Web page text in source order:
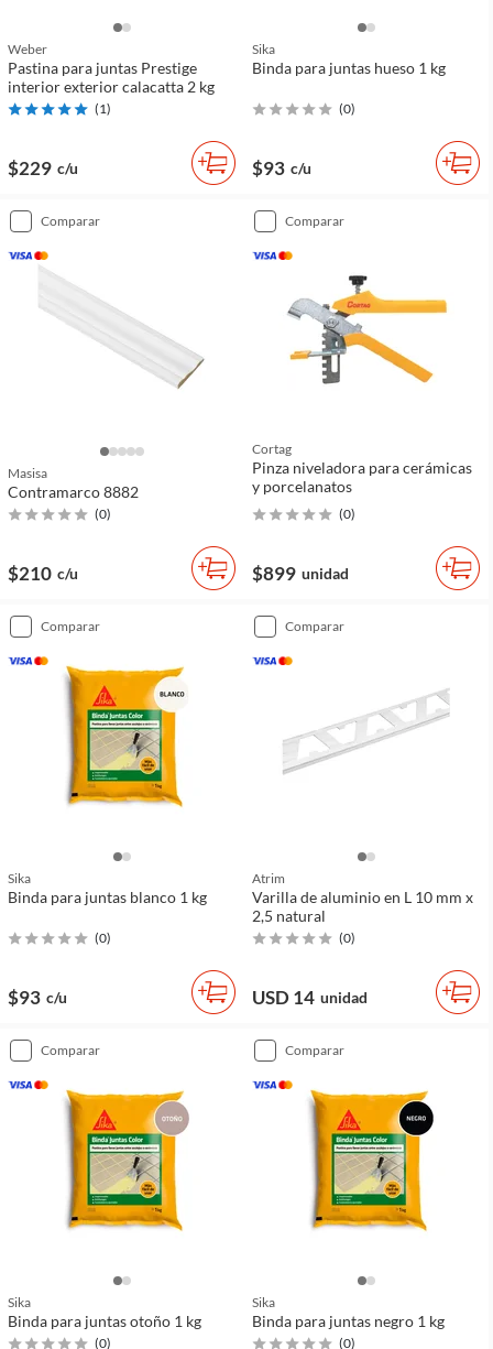
Weber
Pastina para juntas Prestige
interior exterior calacatta 2 kg
(1)
$229 c/u
Sika
Binda para juntas hueso 1 kg
(0)
$93 c/u
comparar
Masisa
Contramarco 8882
(0)
$210 c/u
comparar
Cortag
Pinza niveladora para cerámicas
y porcelanatos
(0)
$899 unidad
comparar
Sika
Binda para juntas blanco 1 kg
(0)
$93 c/u
comparar
Atrim
Varilla de aluminio en L 10 mm x
2,5 natural
(0)
USD 14 unidad
comparar
Sika
Binda para juntas otoño 1 kg
(0)
comparar
Sika
Binda para juntas negro 1 kg
(0)